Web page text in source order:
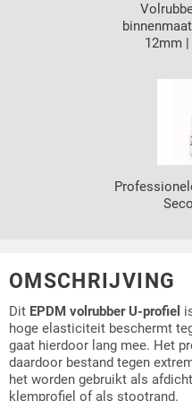
12mm
OMSCHRIJVING
Dit EPDM volrubber U-profiel
hoge elasticiteit beschermt
gaat hierdoor lang mee. Het
daardoor bestand tegen
het worden gebruikt als
klemprofiel of als stootrand.